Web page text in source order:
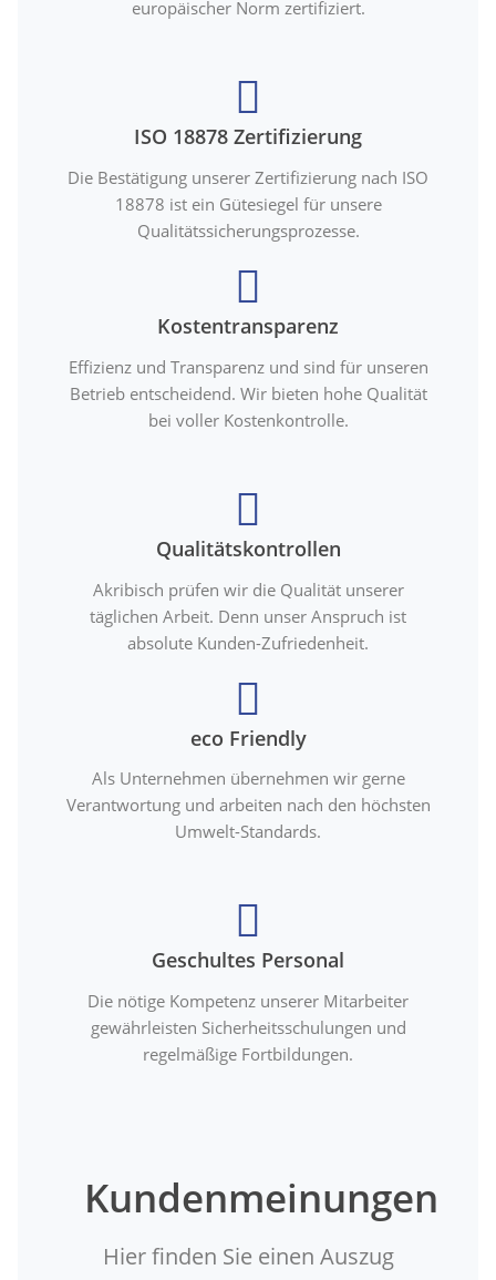
europäischer Norm zertifiziert.
ISO 18878 Zertifizierung
Die Bestätigung unserer Zertifizierung nach ISO
18878 ist ein Gütesiegel für unsere
Qualitätssicherungsprozesse.
Kostentransparenz
Effizienz und Transparenz und sind für unseren
Betrieb entscheidend. Wir bieten hohe Qualität
bei voller Kostenkontrolle.
Qualitätskontrollen
Akribisch prüfen wir die Qualität unserer
täglichen Arbeit. Denn unser Anspruch ist
absolute Kunden-Zufriedenheit.
eco Friendly
Als Unternehmen übernehmen wir gerne
Verantwortung und arbeiten nach den höchsten
Umwelt-Standards.
Geschultes Personal
Die nötige Kompetenz unserer Mitarbeiter
gewährleisten Sicherheitsschulungen und
regelmäßige Fortbildungen.
Kundenmeinungen
Hier finden Sie einen Auszug